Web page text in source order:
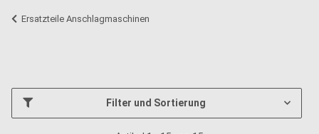
Ersatzteile Anschlagmaschinen
Filter und Sortierung